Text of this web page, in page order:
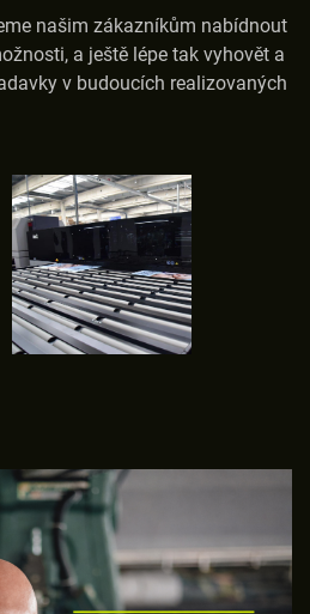
našim zákazníkům nabídnout
a ještě lépe tak vyhovět a
v budoucích realizovaných